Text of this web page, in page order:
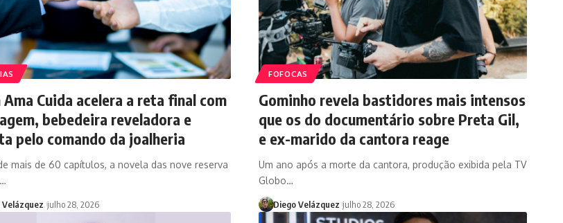
Ama Cuida acelera a reta final com
bebedeira reveladora e
pelo comando da joalheria
mais de 60 capítulos, a novela das nove reserva
Velázquez julho 28, 2026
FOFOCAS
Gominho revela bastidores mais intensos
que os do documentário sobre Preta Gil,
e ex-marido da cantora reage
Um ano após a morte da cantora, produção exibida pela TV
Globo…
Diego Velázquez julho 28, 2026